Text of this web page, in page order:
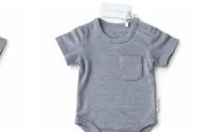
Oorspronkelijke
prijs
was:
€9,99.
Huidige
prijs
is:
€7,89.